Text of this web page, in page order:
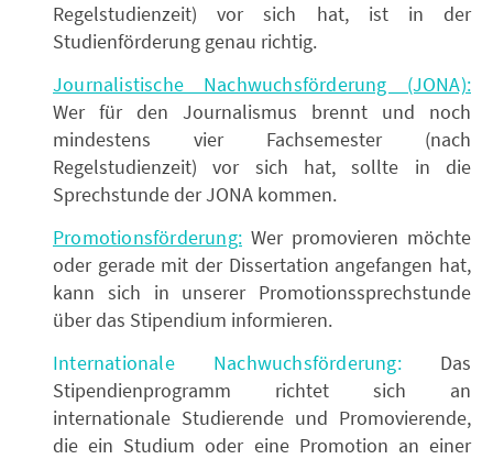
Regelstudienzeit) vor sich hat, ist in der
Studienförderung genau richtig.
Journalistische Nachwuchsförderung (JONA):
Wer für den Journalismus brennt und noch
mindestens vier Fachsemester (nach
Regelstudienzeit) vor sich hat, sollte in die
Sprechstunde der JONA kommen.
Promotionsförderung: Wer promovieren möchte
oder gerade mit der Dissertation angefangen hat,
kann sich in unserer Promotionssprechstunde
über das Stipendium informieren.
Internationale Nachwuchsförderung: Das
Stipendienprogramm richtet sich an
internationale Studierende und Promovierende,
die ein Studium oder eine Promotion an einer